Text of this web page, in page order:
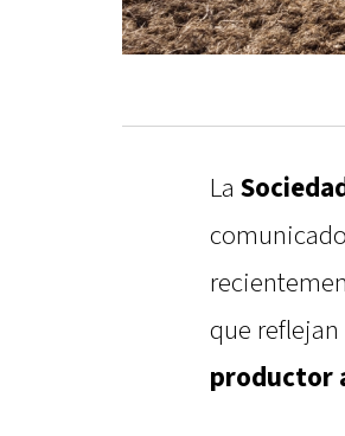
La
que reflejan
productor